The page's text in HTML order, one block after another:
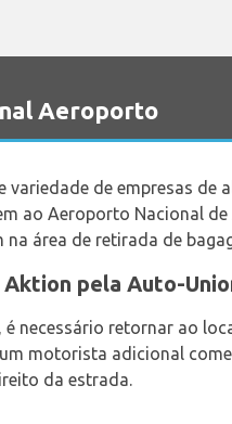
Aeroporto
de empresas de
ao Aeroporto Nacional de
área de retirada de
pela Auto-
necessário retornar ao
motorista adicional
da estrada.